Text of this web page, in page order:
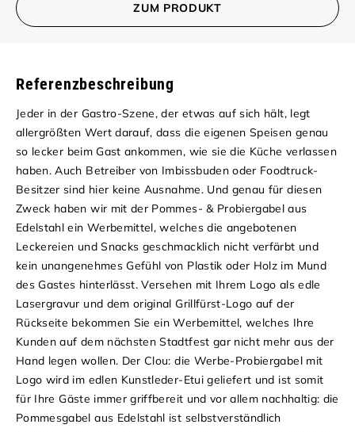
ZUM PRODUKT
Referenzbeschreibung
Jeder in der Gastro-Szene, der etwas auf sich hält, legt
allergrößten Wert darauf, dass die eigenen Speisen genau
so lecker beim Gast ankommen, wie sie die Küche verlassen
haben. Auch Betreiber von Imbissbuden oder Foodtruck-
Besitzer sind hier keine Ausnahme. Und genau für diesen
Zweck haben wir mit der Pommes- & Probiergabel aus
Edelstahl ein Werbemittel, welches die angebotenen
Leckereien und Snacks geschmacklich nicht verfärbt und
kein unangenehmes Gefühl von Plastik oder Holz im Mund
des Gastes hinterlässt. Versehen mit Ihrem Logo als edle
Lasergravur und dem original Grillfürst-Logo auf der
Rückseite bekommen Sie ein Werbemittel, welches Ihre
Kunden auf dem nächsten Stadtfest gar nicht mehr aus der
Hand legen wollen. Der Clou: die Werbe-Probiergabel mit
Logo wird im edlen Kunstleder-Etui geliefert und ist somit
für Ihre Gäste immer griffbereit und vor allem nachhaltig: die
Pommesgabel aus Edelstahl ist selbstverständlich